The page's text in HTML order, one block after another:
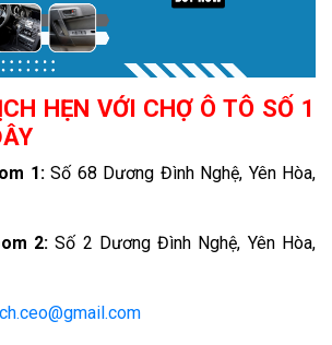
HẸN VỚI CHỢ Ô TÔ SỐ 1
1:Số 68 Dương Đình Nghệ, Yên Hòa,
2:Số 2 Dương Đình Nghệ, Yên Hòa,